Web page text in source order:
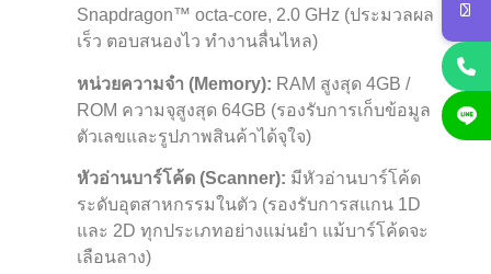
Snapdragon™ octa-core, 2.0 GHz (ประมวลผล
เร็ว ตอบสนองไว ทำงานลื่นไหล)
หน่วยความจำ (Memory): RAM สูงสุด 4GB /
ROM ความจุสูงสุด 64GB (รองรับการเก็บข้อมูล
ตัวเลขและรูปภาพสินค้าได้จุใจ)
หัวอ่านบาร์โค้ด (Scanner): มีหัวอ่านบาร์โค้ด
ระดับอุตสาหกรรมในตัว (รองรับการสแกน 1D
และ 2D ทุกประเภทอย่างแม่นยำ แม้บาร์โค้ดจะ
เลือนลาง)